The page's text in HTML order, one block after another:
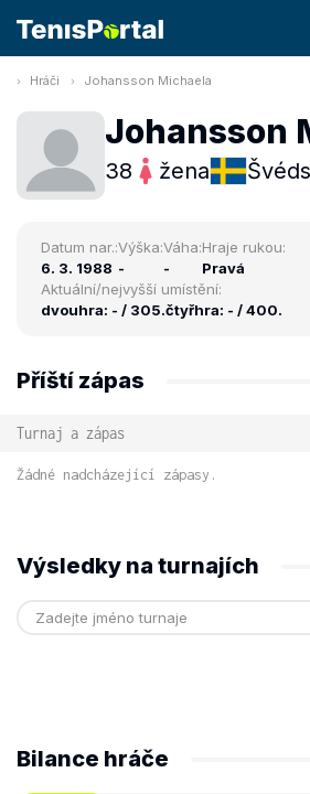
Hráči Johansson Michaela
Johansson
38 žena
Datum nar.:
6. 3. 1988
Výška:
-
Váha:
-
Hraje rukou:
Pravá
Aktuální/nejvyšší umístění:
dvouhra: - / 305.čtyřhra: - / 400.
Příští zápas
Turnaj a zápas
Žádné nadcházející zápasy.
Výsledky na turnajích
Bilance hráče